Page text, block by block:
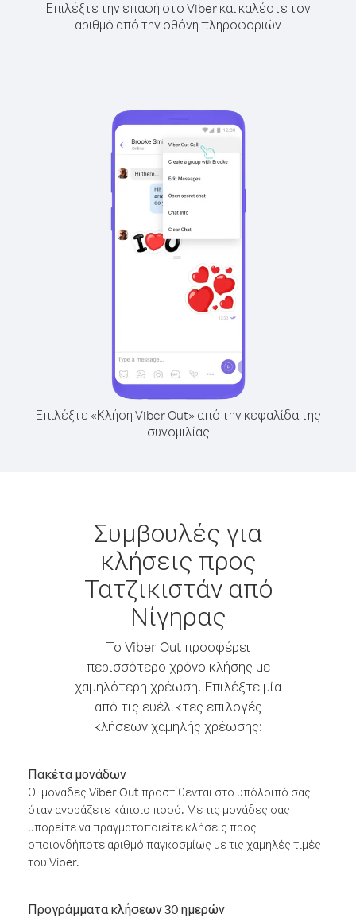
Επιλέξτε την επαφή στο Viber και καλέστε τον
αριθμό από την οθόνη πληροφοριών
Επιλέξτε «Κλήση Viber Out» από την κεφαλίδα της
συνομιλίας
Συμβουλές για
κλήσεις προς
Τατζικιστάν από
Νίγηρας
Το Viber Out προσφέρει
περισσότερο χρόνο κλήσης με
χαμηλότερη χρέωση. Επιλέξτε μία
από τις ευέλικτες επιλογές
κλήσεων χαμηλής χρέωσης:
Πακέτα μονάδων
Οι μονάδες Viber Out προστίθενται στο υπόλοιπό σας
όταν αγοράζετε κάποιο ποσό. Με τις μονάδες σας
μπορείτε να πραγματοποιείτε κλήσεις προς
οποιονδήποτε αριθμό παγκοσμίως με τις χαμηλές τιμές
του Viber.
Προγράμματα κλήσεων 30 ημερών